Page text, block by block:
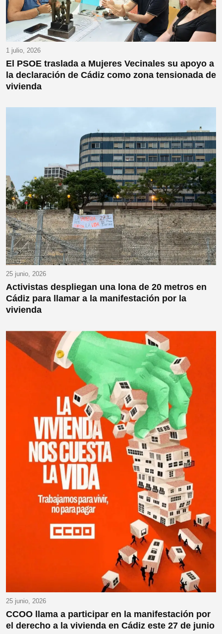
1 julio, 2026
El PSOE traslada a Mujeres Vecinales su apoyo a
la declaración de Cádiz como zona tensionada de
vivienda
25 junio, 2026
Activistas despliegan una lona de 20 metros en
Cádiz para llamar a la manifestación por la
vivienda
25 junio, 2026
CCOO llama a participar en la manifestación por
el derecho a la vivienda en Cádiz este 27 de junio